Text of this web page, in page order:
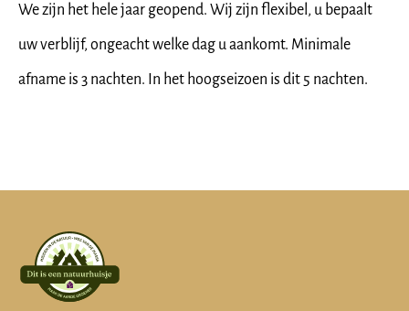
We zijn het hele jaar geopend. Wij zijn flexibel, u bepaalt
uw verblijf, ongeacht welke dag u aankomt. Minimale
afname is 3 nachten. In het hoogseizoen is dit 5 nachten.